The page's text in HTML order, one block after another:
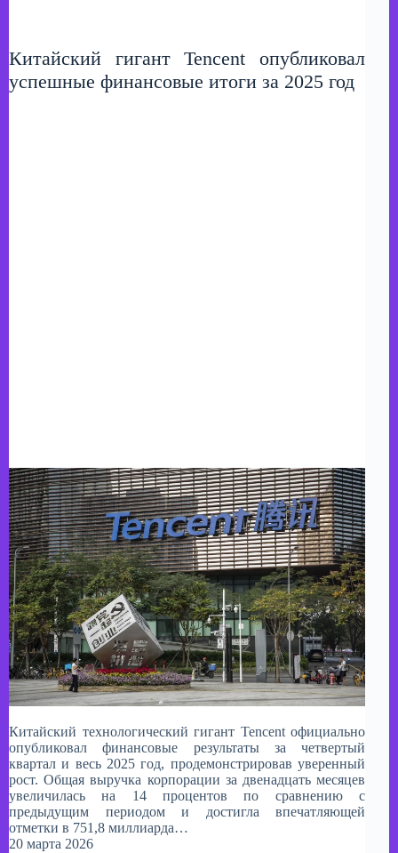
Китайский гигант Tencent опубликовал
успешные финансовые итоги за 2025 год
Китайский технологический гигант Tencent официально
опубликовал финансовые результаты за четвертый
квартал и весь 2025 год, продемонстрировав уверенный
рост. Общая выручка корпорации за двенадцать месяцев
увеличилась на 14 процентов по сравнению с
предыдущим периодом и достигла впечатляющей
отметки в 751,8 миллиарда…
20 марта 2026